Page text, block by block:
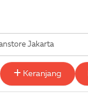
Jakarta
Keranjang